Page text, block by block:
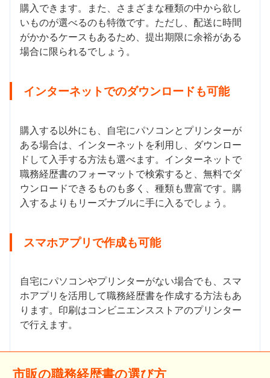
購入できます。また、さまざまな種類の中から欲し
いものが選べるのも特徴です。ただし、配送に時間
がかかるケースもあるため、提出期限に余裕がある
場合に限られるでしょう。
インターネットでのダウンロードも可能
購入する以外にも、自宅にパソコンとプリンターが
ある場合は、インターネットを利用し、ダウンロー
ドして入手する方法も選べます。インターネットで
職務経歴書のフォーマットで検索すると、無料でダ
ウンロードできるものも多く、種類も豊富です。購
入するよりもリーズナブルに手に入るでしょう。
スマホアプリで作成も可能
自宅にパソコンやプリンターがない場合でも、スマ
ホアプリを活用して職務経歴書を作成する方法もあ
ります。印刷はコンビニエンスストアのプリンター
で行えます。
市販の職務経歴書の選び方